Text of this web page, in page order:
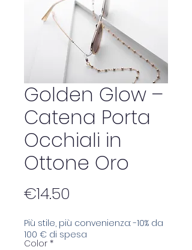
Golden Glow –
Catena Porta
Occhiali in
Ottone Oro
€14.50
Più stile, più convenienza: -10% da
100 € di spesa
Color *